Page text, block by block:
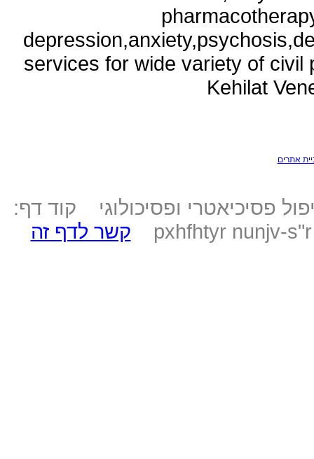
services for wide variety of civil
Kehilat
אתרים
פסיכיאטרי ופסיכולוגי קוד דף:
pxhfhtyr nunjv-
קשר לדף זה